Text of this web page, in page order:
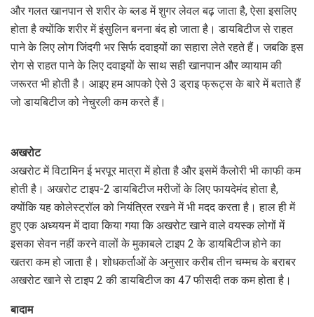
और गलत खानपान से शरीर के ब्लड में शुगर लेवल बढ़ जाता है, ऐसा इसलिए
होता है क्योंकि शरीर में इंसुलिन बनना बंद हो जाता है। डायबिटीज से राहत
पाने के लिए लोग जिंदगी भर सिर्फ दवाइयों का सहारा लेते रहते हैं। जबकि इस
रोग से राहत पाने के लिए दवाइयों के साथ सही खानपान और व्यायाम की
जरूरत भी होती है। आइए हम आपको ऐसे 3 ड्राइ फ्रूट्स के बारे में बताते हैं
जो डायबिटीज को नेचुरली कम करते हैं।
अखरोट
अखरोट में विटामिन ई भरपूर मात्रा में होता है और इसमें कैलोरी भी काफी कम
होती है। अखरोट टाइप-2 डायबिटीज मरीजों के लिए फायदेमंद होता है,
क्योंकि यह कोलेस्ट्रॉल को नियंत्रित रखने में भी मदद करता है। हाल ही में
हुए एक अध्ययन में दावा किया गया कि अखरोट खाने वाले वयस्क लोगों में
इसका सेवन नहीं करने वालों के मुकाबले टाइप 2 के डायबिटीज होने का
खतरा कम हो जाता है। शोधकर्ताओं के अनुसार करीब तीन चम्मच के बराबर
अखरोट खाने से टाइप 2 की डायबिटीज का 47 फीसदी तक कम होता है।
बादाम